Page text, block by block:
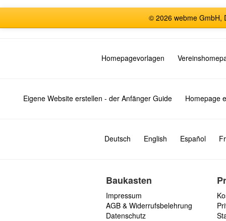
© 2026 webme GmbH,
Homepagevorlagen
Eigene Website erstellen - der Anfänger Guide Homepage
Deutsch English Español
Baukasten
Impressum
AGB & Widerrufsbelehrung
Datenschutz